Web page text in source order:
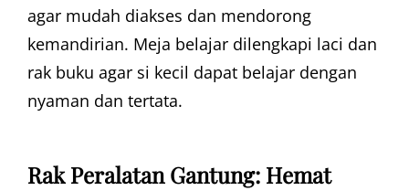
agar mudah diakses dan mendorong
kemandirian. Meja belajar dilengkapi laci dan
rak buku agar si kecil dapat belajar dengan
nyaman dan tertata.
Rak Peralatan Gantung: Hemat